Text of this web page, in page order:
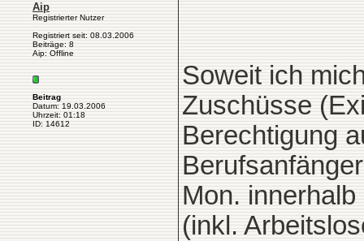
Aip
Registrierter Nutzer
Registriert seit: 08.03.2006
Beiträge: 8
Aip: Offline
Beitrag
Datum: 19.03.2006
Uhrzeit: 01:18
ID: 14612
Soweit ich
Zuschüsse
Berechtigung
Mon.
(inkl.